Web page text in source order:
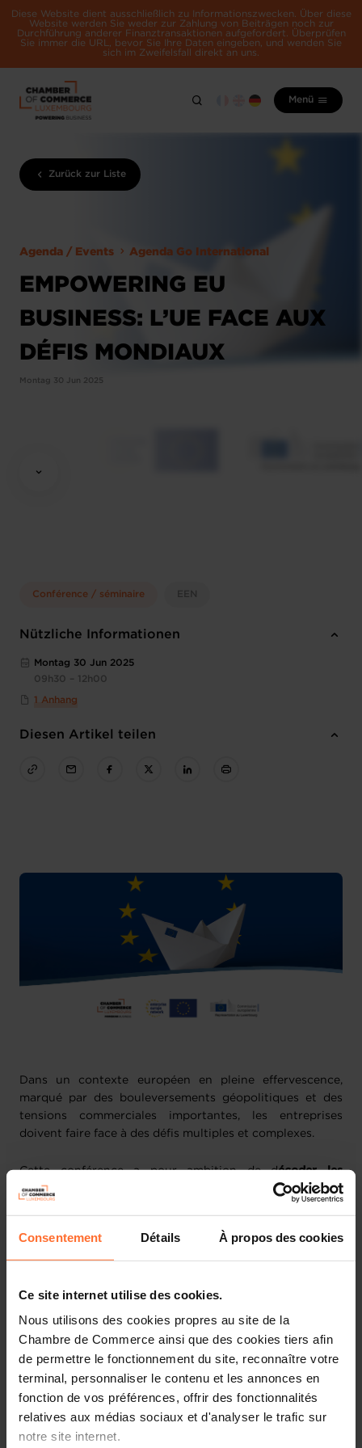
Consentement Détails À propos des cookies
Ce site internet utilise des cookies.
Nous utilisons des cookies propres au site de la
Chambre de Commerce ainsi que des cookies tiers afin
de permettre le fonctionnement du site, reconnaître votre
terminal, personnaliser le contenu et les annonces en
fonction de vos préférences, offrir des fonctionnalités
relatives aux médias sociaux et d'analyser le trafic sur
notre site internet.
Diese Website dient ausschließlich zu Informationszwecken. Über diese
Website werden Sie weder zur Zahlung von Beiträgen noch zur
Durchführung anderer Finanztransaktionen aufgefordert. Überprüfen
Sie immer die URL, bevor Sie Ihre Daten eingeben, und wenden Sie
sich im Zweifelsfall direkt an uns.
Menü
Zurück zur Liste
Agenda / Events Agenda Go International
EMPOWERING EU
BUSINESS: L’UE FACE AUX
DÉFIS MONDIAUX
Montag 30 Jun 2025
Conférence / séminaire EEN
Nützliche Informationen
Montag 30 Jun 2025
09h30 – 12h00
1 Anhang
Diesen Artikel teilen
Dans un contexte européen en pleine effervescence,
marqué par des bouleversements géopolitiques et des
tensions commerciales importantes, les entreprises
doivent faire face à des défis multiples et complexes.
Cette conférence a pour ambition de décoder les
nouvelles priorités de l’UE, traduire les grandes
orientations stratégiques en leviers concrets et aider les
dans leurs décisions pour accroître leur compétitivité.
et son Enterprise Europe Network, en étroite
collaboration avec la Représentation de la Commission
permettre aux chefs d’entreprise de mieux comprendre
les nouvelles règles du jeu européenet deles outiller
face aux mutations à venir, qu’elles soient économiques,
technologiques ou réglementaires.